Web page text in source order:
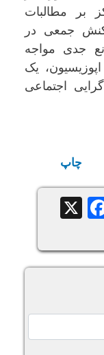
مطالبات
جمعی در
جدی مواجه
یک
اجتماعی
چاپ
Facebook
X